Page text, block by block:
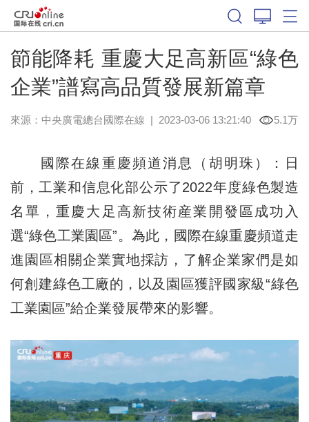
節能降耗 重慶大足高新區“綠色
企業”譜寫高品質發展新篇章
來源：中央廣電總台國際在線 | 2023-03-06 13:21:40 5.1万
國際在線重慶頻道消息（胡明珠）：日
前，工業和信息化部公示了2022年度綠色製造
名單，重慶大足高新技術産業開發區成功入
選“綠色工業園區”。為此，國際在線重慶頻道走
進園區相關企業實地採訪，了解企業家們是如
何創建綠色工廠的，以及園區獲評國家級“綠色
工業園區”給企業發展帶來的影響。